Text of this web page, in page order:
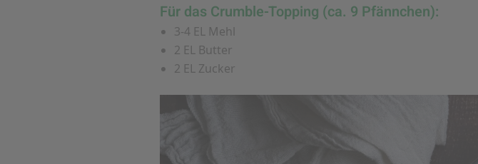
Für das Crumble-Topping (ca. 9 Pfännchen):
3-4 EL Mehl
2 EL Butter
2 EL Zucker